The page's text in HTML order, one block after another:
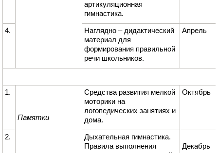
артикуляционная
гимнастика.
4.
Наглядно – дидактический
материал для
формирования правильной
речи школьников.
Апрель
1.
Памятки
Средства развития мелкой
моторики на
логопедических занятиях и
дома.
Октябрь
2.
Дыхательная гимнастика.
Правила выполнения
Декабрь